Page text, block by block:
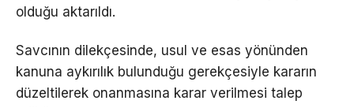
olduğu aktarıldı.
Savcının dilekçesinde, usul ve esas yönünden
kanuna aykırılık bulunduğu gerekçesiyle kararın
düzeltilerek onanmasına karar verilmesi talep